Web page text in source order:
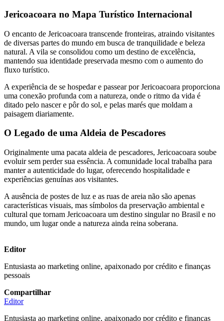
Jericoacoara no Mapa Turístico Internacional
O encanto de Jericoacoara transcende fronteiras, atraindo visitantes
de diversas partes do mundo em busca de tranquilidade e beleza
natural. A vila se consolidou como um destino de excelência,
mantendo sua identidade preservada mesmo com o aumento do
fluxo turístico.
A experiência de se hospedar e passear por Jericoacoara proporciona
uma conexão profunda com a natureza, onde o ritmo da vida é
ditado pelo nascer e pôr do sol, e pelas marés que moldam a
paisagem diariamente.
O Legado de uma Aldeia de Pescadores
Originalmente uma pacata aldeia de pescadores, Jericoacoara soube
evoluir sem perder sua essência. A comunidade local trabalha para
manter a autenticidade do lugar, oferecendo hospitalidade e
experiências genuínas aos visitantes.
A ausência de postes de luz e as ruas de areia não são apenas
características visuais, mas símbolos da preservação ambiental e
cultural que tornam Jericoacoara um destino singular no Brasil e no
mundo, um lugar onde a natureza ainda reina soberana.
Editor
Entusiasta ao marketing online, apaixonado por crédito e finanças
pessoais
Compartilhar
Editor
Entusiasta ao marketing online, apaixonado por crédito e finanças